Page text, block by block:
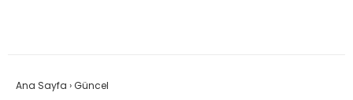
Ana Sayfa ›Güncel